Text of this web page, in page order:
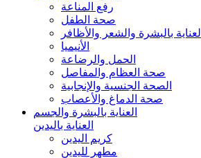
رفع المناعة
صحة الطفل
العناية بالبشرة والشعر والأظافر
الأنيميا
الحمل والرضاعة
صحة العظام والمفاصل
الصحة الجنسية والإنجابية
صحة الدماغ والأعصاب
العناية بالبشرة والجسم
العناية باليدين
كريم اليدين
مطهر لليدين